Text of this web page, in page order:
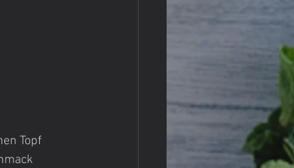
Topf